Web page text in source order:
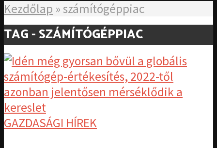
Kezdőlap »számítógéppiac
TAG - SZÁMÍTÓGÉPPIAC
GAZDASÁGI HÍREK